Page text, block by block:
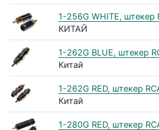
1-256G WHITE, штекер
КИТАЙ
1-262G BLUE, штекер
Китай
1-262G RED, штекер
Китай
1-280G RED, штекер